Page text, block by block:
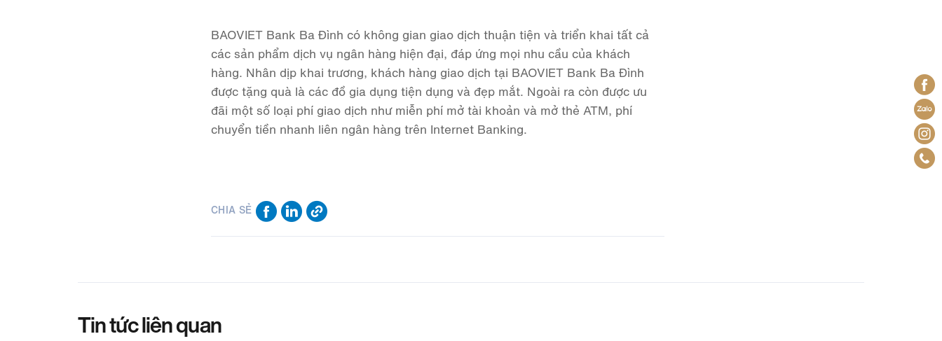
BAOVIET Bank Ba Đình có không gian giao dịch thuận tiện và triển khai tất cả
các sản phẩm dịch vụ ngân hàng hiện đại, đáp ứng mọi nhu cầu của khách
hàng. Nhân dịp khai trương, khách hàng giao dịch tại BAOVIET Bank Ba Đình
được tặng quà là các đồ gia dụng tiện dụng và đẹp mắt. Ngoài ra còn được ưu
đãi một số loại phí giao dịch như miễn phí mở tài khoản và mở thẻ ATM, phí
chuyển tiền nhanh liên ngân hàng trên Internet Banking.
CHIA SẺ
Tin tức liên quan